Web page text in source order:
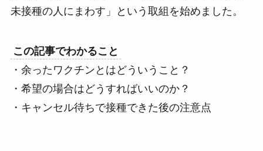
未接種の人にまわす」という取組を始めました。
この記事でわかること
・余ったワクチンとはどういうこと？
・希望の場合はどうすればいいのか？
・キャンセル待ちで接種できた後の注意点